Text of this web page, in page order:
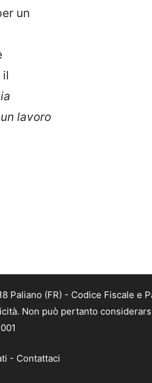
un
il
lavoro
Paliano (FR) - Codice Fiscale e
Non può pertanto
- Contattaci